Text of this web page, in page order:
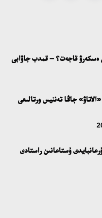
اشىلعانىنا 20 جىل: نەگىزگى جەتىستىكتەرى مەن
كۇيىنە نازار اۋداردى
ەسكەرۋ قاجەت؟ – قمدب جاۋابى
«الاتاۋ» جاڭا تەننيس ورتالىعى
ۇستاعانىن راستادى